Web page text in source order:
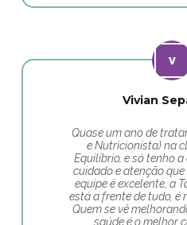
Vivian
Quase um ano de
e Nutricionista) na
Equilíbrio, e só tenho
cuidado e atenção que
equipe é excelente, a
está a frente de tudo, é
Quem se vê
saúde é o melhor